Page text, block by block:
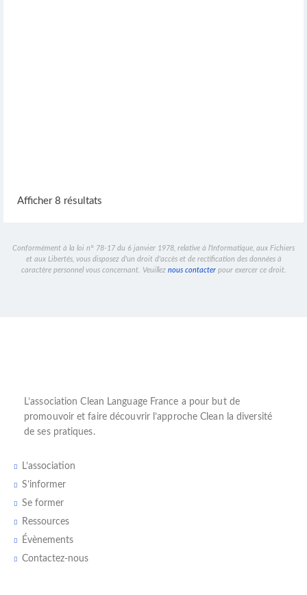
Afficher 8 résultats
Conformément à la loi n° 78-17 du 6 janvier 1978, relative à l'Informatique, aux Fichiers
et aux Libertés, vous disposez d'un droit d'accès et de rectification des données à
caractère personnel vous concernant. Veuillez nous contacterpour exercer ce droit.
L’association Clean Language France a pour but de
promouvoir et faire découvrir l’approche Clean la diversité
de ses pratiques.
L’association
S’informer
Se former
Ressources
Évènements
Contactez-nous